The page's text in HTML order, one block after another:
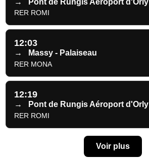
RER ROMI
12:03
→ Massy - Palaiseau
RER MONA
12:19
→ Pont de Rungis Aéroport d'Orly
RER ROMI
Voir plus